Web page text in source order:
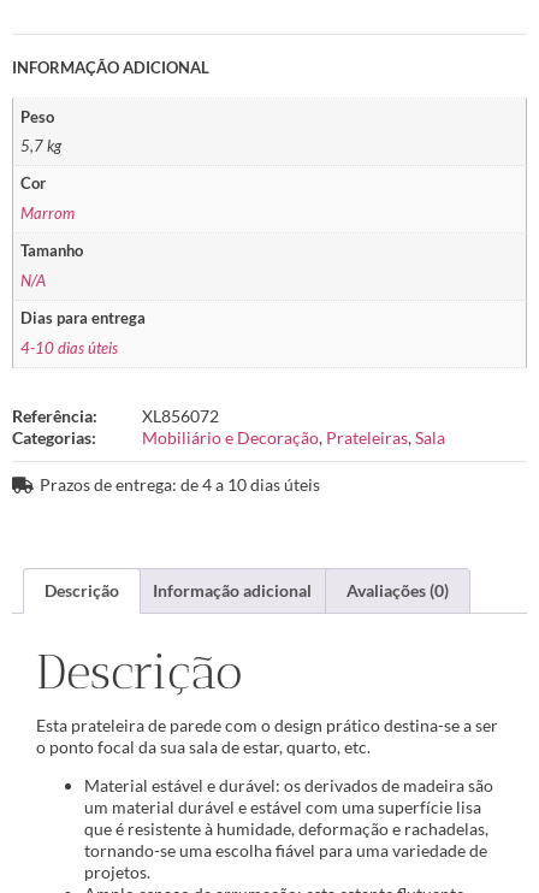
INFORMAÇÃO ADICIONAL
Peso
5,7 kg
Cor
Marrom
Tamanho
N/A
Dias para entrega
4-10 dias úteis
Referência:
XL856072
Categorias:
Mobiliário e Decoração, Prateleiras,Sala
Prazos de entrega: de 4 a 10 dias úteis
Descrição Informação adicional Avaliações (0)
Descrição
Esta prateleira de parede com o design prático destina-se a ser
o ponto focal da sua sala de estar, quarto, etc.
Material estável e durável: os derivados de madeira são
um material durável e estável com uma superfície lisa
que é resistente à humidade, deformação e rachadelas,
tornando-se uma escolha fiável para uma variedade de
projetos.